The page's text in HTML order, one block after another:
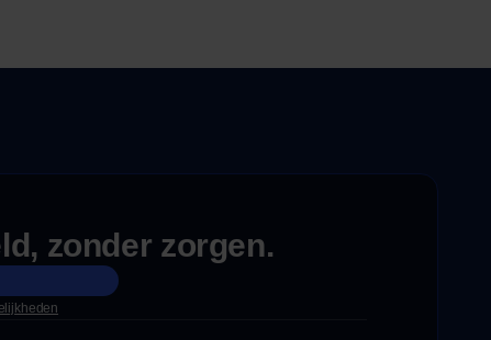
zonder zorgen.